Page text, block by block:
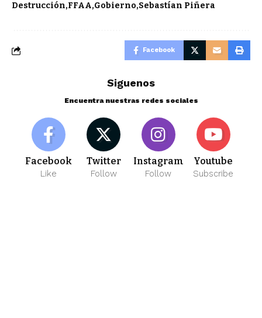
Destrucción FFAA Gobierno Sebastían Piñera
Facebook
Siguenos
Encuentra nuestras redes sociales
Facebook
Like
Twitter
Follow
Instagram
Follow
Youtube
Subscribe